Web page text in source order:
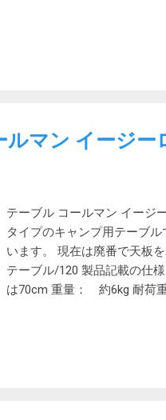
ル2に嫌気が差していると
割して、間に焚き火台を置
ームMを購入したので、今
す。 テント内に座るので低
並べれば、それだけでテー
で北海道や九州に行ってキ
ます。 専用トートバッグに
メニティドームSの前室に2
ルマン イージ
テーブル コールマン イージ
タイプのキャンプ用テーブ
います。 現在は廃番で天板
テーブル/120 製品記載の仕
は70cm 重量： 約6kg 耐荷
天板に隙間があり醤油や汁